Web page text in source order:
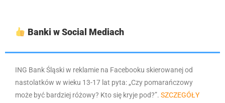
Banki w Social Mediach
ING Bank Śląski w reklamie na Facebooku skierowanej od
nastolatków w wieku 13-17 lat pyta: „Czy pomarańczowy
może być bardziej różowy? Kto się kryje pod?”. SZCZEGÓŁY